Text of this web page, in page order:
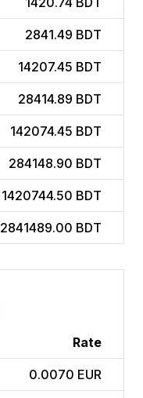
2841.49 BDT
14207.45 BDT
28414.89 BDT
142074.45 BDT
284148.90 BDT
1420744.50 BDT
2841489.00 BDT
Rate
0.0070 EUR